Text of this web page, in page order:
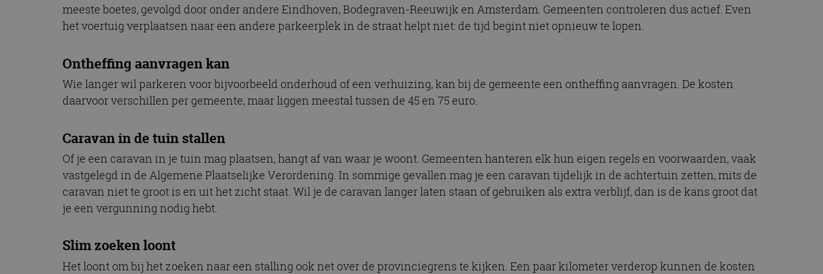
meeste boetes, gevolgd door onder andere Eindhoven, Bodegraven-Reeuwijk en Amsterdam. Gemeenten controleren dus actief. Even
het voertuig verplaatsen naar een andere parkeerplek in de straat helpt niet: de tijd begint niet opnieuw te lopen.
Ontheffing aanvragen kan
Wie langer wil parkeren voor bijvoorbeeld onderhoud of een verhuizing, kan bij de gemeente een ontheffing aanvragen. De kosten
daarvoor verschillen per gemeente, maar liggen meestal tussen de 45 en 75 euro.
Caravan in de tuin stallen
Of je een caravan in je tuin mag plaatsen, hangt af van waar je woont. Gemeenten hanteren elk hun eigen regels en voorwaarden, vaak
vastgelegd in de Algemene Plaatselijke Verordening. In sommige gevallen mag je een caravan tijdelijk in de achtertuin zetten, mits de
caravan niet te groot is en uit het zicht staat. Wil je de caravan langer laten staan of gebruiken als extra verblijf, dan is de kans groot dat
je een vergunning nodig hebt.
Slim zoeken loont
Het loont om bij het zoeken naar een stalling ook net over de provinciegrens te kijken. Een paar kilometer verderop kunnen de kosten